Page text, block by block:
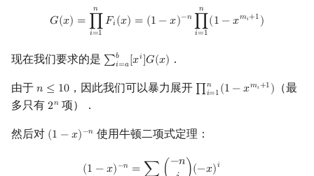
𝐺(𝑥) =
𝑛
∏
𝑖=1
𝐹𝑖(𝑥) = (1 −𝑥)−𝑛
𝑛
∏
𝑖=1
(1 −𝑥𝑚𝑖+1)
G ∏i= F ( 1 ∏ i= 1n( 1 +1
现在我们要求的是 ∑𝑏
𝑖=𝑎[𝑥𝑖]𝐺(𝑥)
∑i=ab[xi]G(x) ．
由于 𝑛 ≤ 10
n ≤10 ，因此我们可以暴力展开 ∏𝑛
𝑖=1(1 −𝑥𝑚𝑖+1)
∏i=1n(1 −x mi+ 1 )
（最
多只有 2𝑛
2n 项）．
然后对 (1 −𝑥)−𝑛
(1− x) −n 使用牛顿二项式定理：
(1 −𝑥)−𝑛 = ∑ ( −𝑛 )(−𝑥)𝑖
x) ∑i ≥0 ni)(− x)i=∑i≥ 0 −1+